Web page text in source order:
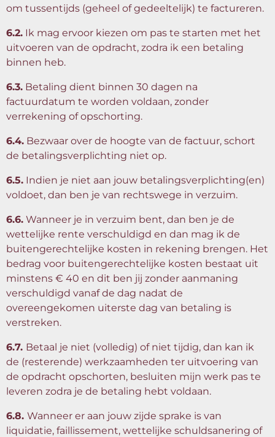
om tussentijds (geheel of gedeeltelijk) te factureren.
6.2. Ik mag ervoor kiezen om pas te starten met het
uitvoeren van de opdracht, zodra ik een betaling
binnen heb.
6.3. Betaling dient binnen 30 dagen na
factuurdatum te worden voldaan, zonder
verrekening of opschorting.
6.4. Bezwaar over de hoogte van de factuur, schort
de betalingsverplichting niet op.
6.5. Indien je niet aan jouw betalingsverplichting(en)
voldoet, dan ben je van rechtswege in verzuim.
6.6. Wanneer je in verzuim bent, dan ben je de
wettelijke rente verschuldigd en dan mag ik de
buitengerechtelijke kosten in rekening brengen. Het
bedrag voor buitengerechtelijke kosten bestaat uit
minstens € 40 en dit ben jij zonder aanmaning
verschuldigd vanaf de dag nadat de
overeengekomen uiterste dag van betaling is
verstreken.
6.7. Betaal je niet (volledig) of niet tijdig, dan kan ik
de (resterende) werkzaamheden ter uitvoering van
de opdracht opschorten, besluiten mijn werk pas te
leveren zodra je de betaling hebt voldaan.
6.8. Wanneer er aan jouw zijde sprake is van
liquidatie, faillissement, wettelijke schuldsanering of